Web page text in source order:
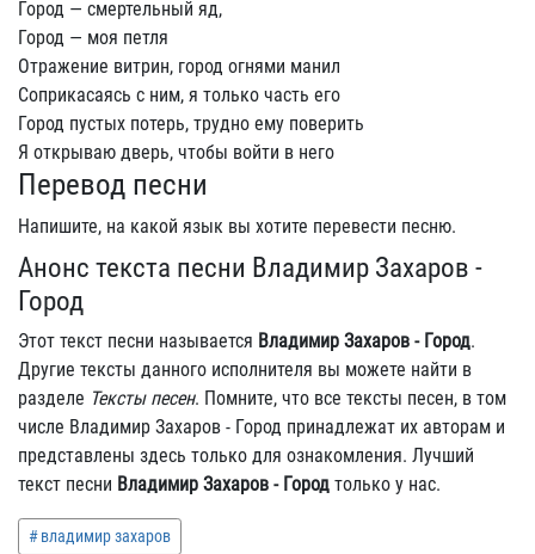
Город — смертельный яд,
Город — моя петля
Отражение витрин, город огнями манил
Соприкасаясь с ним, я только часть его
Город пустых потерь, трудно ему поверить
Я открываю дверь, чтобы войти в него
Перевод песни
Напишите, на какой язык вы хотите перевести песню.
Анонс текста песни Владимир Захаров -
Город
Этот текст песни называется Владимир Захаров - Город.
Другие тексты данного исполнителя вы можете найти в
разделе Тексты песен. Помните, что все тексты песен, в том
числе Владимир Захаров - Город принадлежат их авторам и
представлены здесь только для ознакомления. Лучший
текст песни Владимир Захаров - Город только у нас.
владимир захаров